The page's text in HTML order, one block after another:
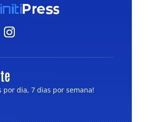
por dia, 7 dias por semana!